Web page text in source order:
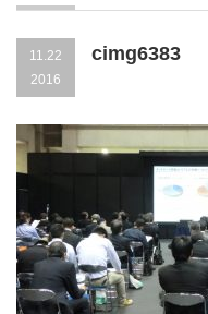
11.22
2016
cimg6383